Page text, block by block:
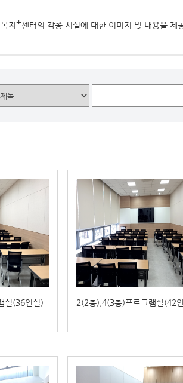
지 +센터의 각종 시설에 대한 이미지 및 내용을 제
실(36인실) 2(2층),4(3층)프로그램실(42